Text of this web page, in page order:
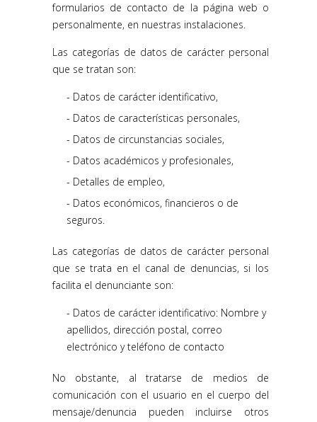
formularios de contacto de la página web o
personalmente, en nuestras instalaciones.
Las categorías de datos de carácter personal
que se tratan son:
Datos de carácter identificativo,
Datos de características personales,
Datos de circunstancias sociales,
Datos académicos y profesionales,
Detalles de empleo,
Datos económicos, financieros o de
seguros.
Las categorías de datos de carácter personal
que se trata en el canal de denuncias, si los
facilita el denunciante son:
Datos de carácter identificativo: Nombre y
apellidos, dirección postal, correo
electrónico y teléfono de contacto
No obstante, al tratarse de medios de
comunicación con el usuario en el cuerpo del
mensaje/denuncia pueden incluirse otros